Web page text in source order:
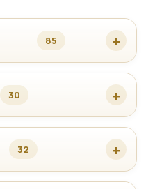
85
30
32